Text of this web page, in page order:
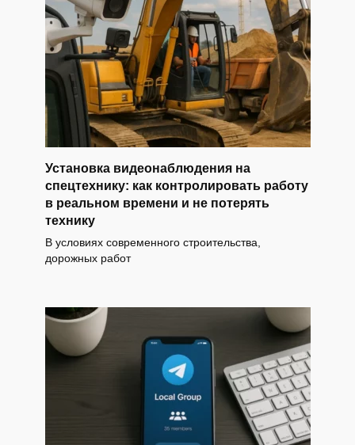
Установка видеонаблюдения на
спецтехнику: как контролировать работу
в реальном времени и не потерять
технику
В условиях современного строительства,
дорожных работ